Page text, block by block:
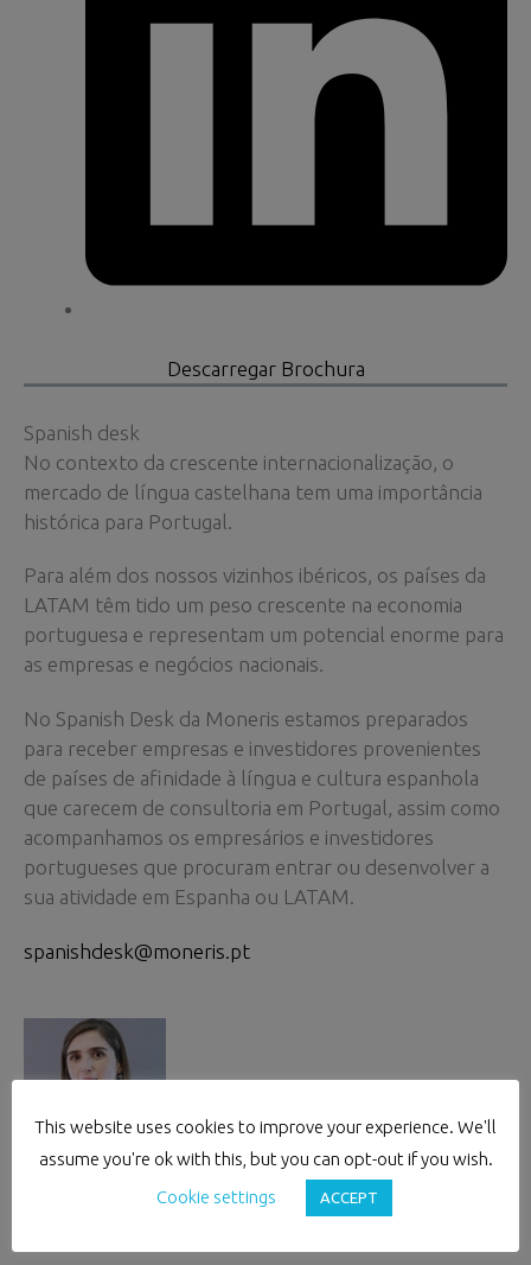
Descarregar Brochura
Spanish desk
No contexto da crescente internacionalização, o
mercado de língua castelhana tem uma importância
histórica para Portugal.
Para além dos nossos vizinhos ibéricos, os países da
LATAM têm tido um peso crescente na economia
portuguesa e representam um potencial enorme para
as empresas e negócios nacionais.
No Spanish Desk da Moneris estamos preparados
para receber empresas e investidores provenientes
de países de afinidade à língua e cultura espanhola
que carecem de consultoria em Portugal, assim como
acompanhamos os empresários e investidores
portugueses que procuram entrar ou desenvolver a
sua atividade em Espanha ou LATAM.
spanishdesk@moneris.pt
Vânia Soares
Business Development
This website uses cookies to improve your experience. We'll
assume you're ok with this, but you can opt-out if you wish.
Cookie settings
ACCEPT